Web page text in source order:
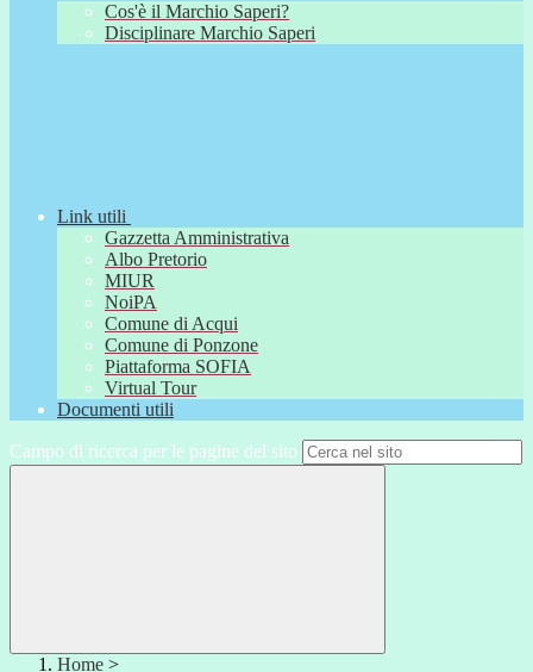
Cos'è il Marchio Saperi?
Disciplinare Marchio Saperi
Link utili
Gazzetta Amministrativa
Albo Pretorio
MIUR
NoiPA
Comune di Acqui
Comune di Ponzone
Piattaforma SOFIA
Virtual Tour
Documenti utili
Campo di ricerca per le pagine del sito
Home >